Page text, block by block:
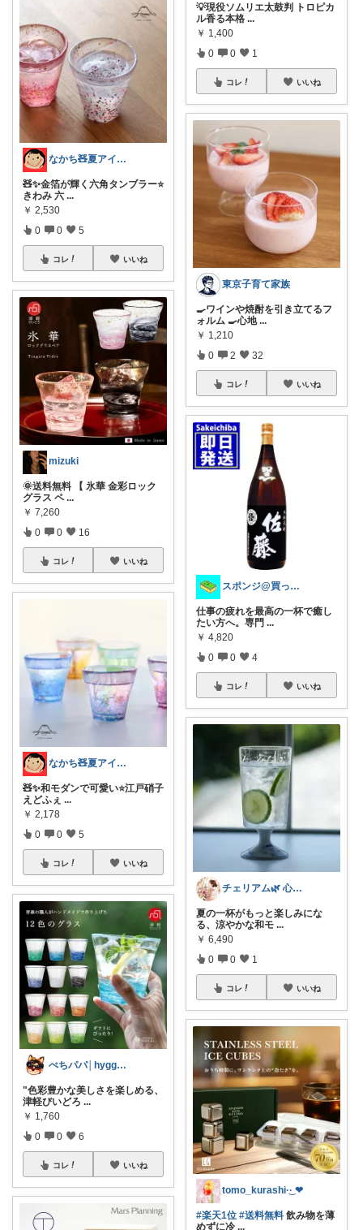
なかち🧸夏アイテム＆便利グッズ✨
🧸✨金箔が輝く六角タンブラー⭐️
きわみ 六 ...
￥ 2,530
0 0 5
コレ いいね
mizuki
🌞送料無料 【 氷華 金彩ロック
グラス ペ ...
￥ 7,260
0 0 16
コレ いいね
なかち🧸夏アイテム＆便利グッズ✨
🧸✨和モダンで可愛い⭐️江戸硝子
えどふぇ ...
￥ 2,178
0 0 5
コレ いいね
ぺちパパ│hyggeな心意気を大切に🌿
"色彩豊かな美しさを楽しめる、
津軽びいどろ ...
￥ 1,760
0 0 6
コレ いいね
💡現役ソムリエ太鼓判 トロピカ
ル香る本格 ...
￥ 1,400
0 0 1
コレ いいね
東京子育て家族
🍳ワインや焼酎を引き立てるフ
ォルム 🍳心地 ...
￥ 1,210
0 2 32
コレ いいね
スポンジ@買ってくれてありがとう！
仕事の疲れを最高の一杯で癒し
たい方へ。専門 ...
￥ 4,820
0 0 4
コレ いいね
チェリアム🌿‬ 心地よい暮らし
夏の一杯がもっと楽しみにな
る、涼やかな和モ ...
￥ 6,490
0 0 1
コレ いいね
tomo_kurashi‪·͜· ❤︎‬
#楽天1位 #送料無料 飲み物を薄
めずに冷 ...